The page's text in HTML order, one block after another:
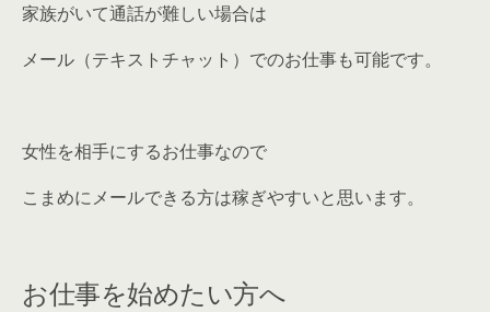
家族がいて通話が難しい場合は
メール（テキストチャット）でのお仕事も可能です。
女性を相手にするお仕事なので
こまめにメールできる方は稼ぎやすいと思います。
お仕事を始めたい方へ